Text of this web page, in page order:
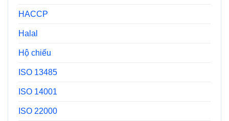
HACCP
Halal
Hộ chiếu
ISO 13485
ISO 14001
ISO 22000